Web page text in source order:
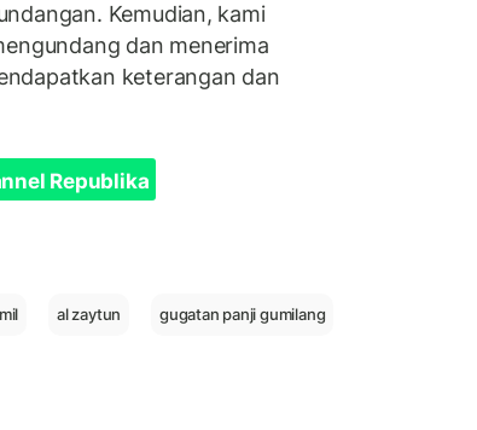
Kemudian, kami
dan menerima
keterangan dan
Republika
al zaytun gugatan panji gumilang